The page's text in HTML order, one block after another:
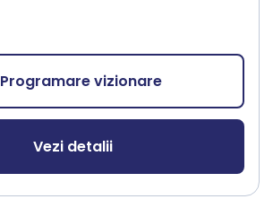
Programare vizionare
Vezi detalii